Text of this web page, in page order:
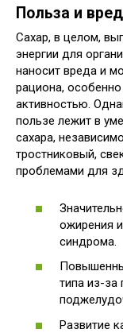
Польза и
Сахар, в целом,
энергии для
наносит вреда и
рациона,
активностью.
пользе лежит в
сахара,
тростниковый,
проблемами для
ожирения
синдрома.
типа из-за
Развитие